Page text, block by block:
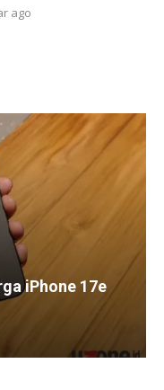
ago
iPhone 17e